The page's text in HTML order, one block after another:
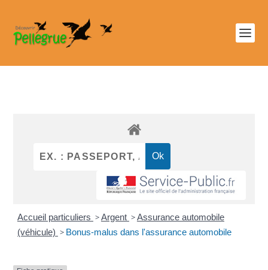
Accueil particuliers >Argent >Assurance automobile
(véhicule) > Bonus-malus dans l'assurance automobile